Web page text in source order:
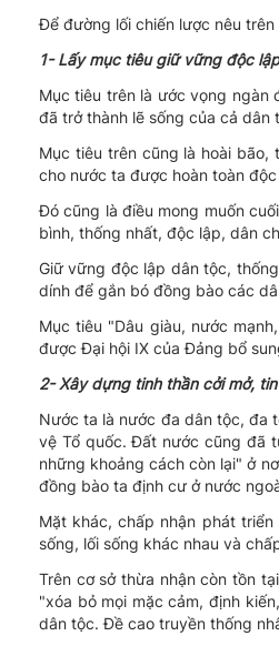
Để đường lối chiến lược nêu
1- Lấy mục tiêu giữ vững độc
Mục tiêu trên là ước vọng ngàn
đã trở thành lẽ sống của cả dân
Mục tiêu trên cũng là hoài bão,
cho nước ta được hoàn toàn
Đó cũng là điều mong muốn
bình, thống nhất, độc lập, dân
Giữ vững độc lập dân tộc,
dính để gắn bó đồng bào các
Mục tiêu "Dâu giàu, nước
được Đại hội IX của Đảng bổ
2- Xây dựng tinh thần cởi mở,
Nước ta là nước đa dân tộc, đa
vệ Tổ quốc. Đất nước cũng đã
những khoảng cách còn lại" ở
đồng bào ta định cư ở nước
Mặt khác, chấp nhận phát
sống, lối sống khác nhau và
Trên cơ sở thừa nhận còn tồn
"xóa bỏ mọi mặc cảm, định
dân tộc. Đề cao truyền thống